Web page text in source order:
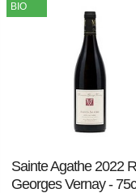
Sainte Agathe 2022
Georges Vernay -
BIO